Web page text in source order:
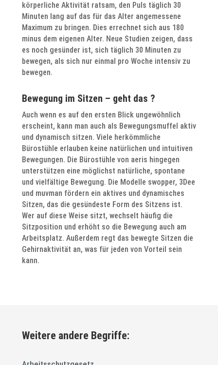
körperliche Aktivität ratsam, den Puls täglich 30
Minuten lang auf das für das Alter angemessene
Maximum zu bringen. Dies errechnet sich aus 180
minus dem eigenen Alter. Neue Studien zeigen, dass
es noch gesünder ist, sich täglich 30 Minuten zu
bewegen, als sich nur einmal pro Woche intensiv zu
bewegen.
Bewegung im Sitzen – geht das ?
Auch wenn es auf den ersten Blick ungewöhnlich
erscheint, kann man auch als Bewegungsmuffel aktiv
und dynamisch sitzen. Viele herkömmliche
Bürostühle erlauben keine natürlichen und intuitiven
Bewegungen. Die Bürostühle von aeris hingegen
unterstützen eine möglichst natürliche, spontane
und vielfältige Bewegung. Die Modelle swopper, 3Dee
und muvman fördern ein aktives und dynamisches
Sitzen, das die gesündeste Form des Sitzens ist.
Wer auf diese Weise sitzt, wechselt häufig die
Sitzposition und erhöht so die Bewegung auch am
Arbeitsplatz. Außerdem regt das bewegte Sitzen die
Gehirnaktivität an, was für jeden von Vorteil sein
kann.
Weitere andere Begriffe: